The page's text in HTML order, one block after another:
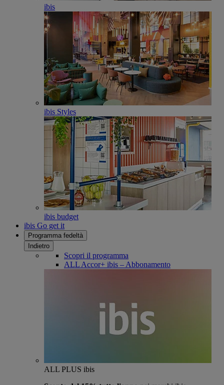
ibis
ibis Styles
ibis budget
ibis Go get it
Programma fedeltà
Indietro
Scopri il programma
ALL Accor+ ibis – Abbonamento
ALL PLUS ibis